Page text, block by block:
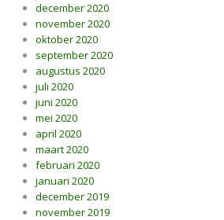
december 2020
november 2020
oktober 2020
september 2020
augustus 2020
juli 2020
juni 2020
mei 2020
april 2020
maart 2020
februari 2020
januari 2020
december 2019
november 2019